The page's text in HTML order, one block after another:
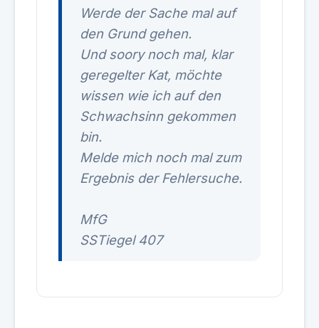
Werde der Sache mal auf
den Grund gehen.
Und soory noch mal, klar
geregelter Kat, möchte
wissen wie ich auf den
Schwachsinn gekommen
bin.
Melde mich noch mal zum
Ergebnis der Fehlersuche.
MfG
SSTiegel 407